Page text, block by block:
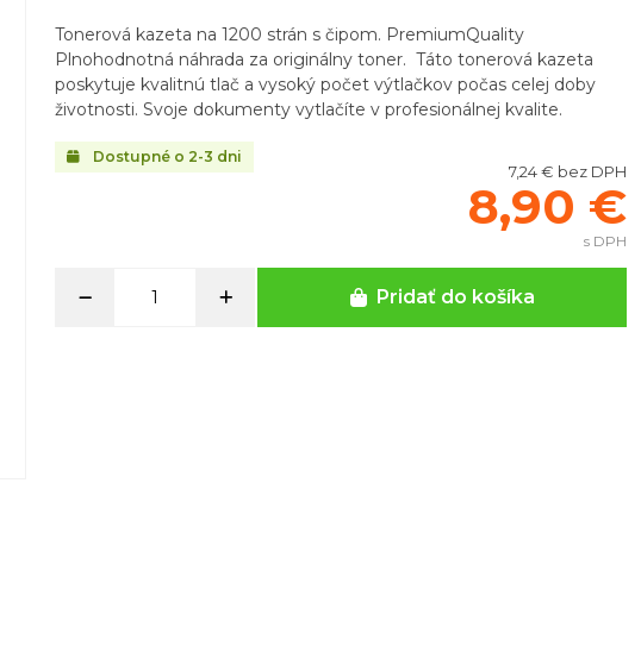
Tonerová kazeta na 1200 strán s čipom. PremiumQuality
Plnohodnotná náhrada za originálny toner. Táto tonerová kazeta
poskytuje kvalitnú tlač a vysoký počet výtlačkov počas celej doby
životnosti. Svoje dokumenty vytlačíte v profesionálnej kvalite.
Dostupné o 2-3 dni
7,24 € bez DPH
8,90 €
s DPH
Pridať do košíka